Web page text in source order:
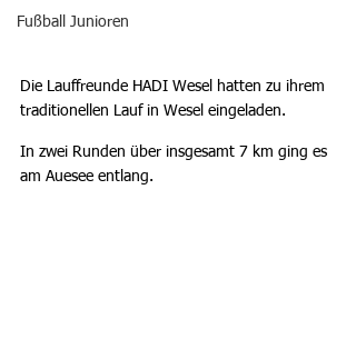
Fußball Junioren
Die Lauffreunde HADI Wesel hatten zu ihrem
traditionellen Lauf in Wesel eingeladen.
In zwei Runden über insgesamt 7 km ging es
am Auesee entlang.